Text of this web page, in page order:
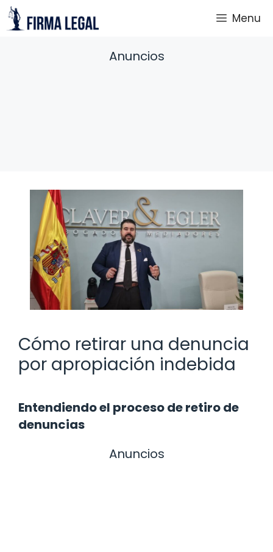
Saltar
al
Menu
Anuncios
Cómo retirar una denuncia
por apropiación indebida
Entendiendo el proceso de retiro de
denuncias
Anuncios